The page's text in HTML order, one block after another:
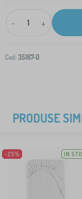
- +
Cod: 35167-0
PRODUSE
-25% IN